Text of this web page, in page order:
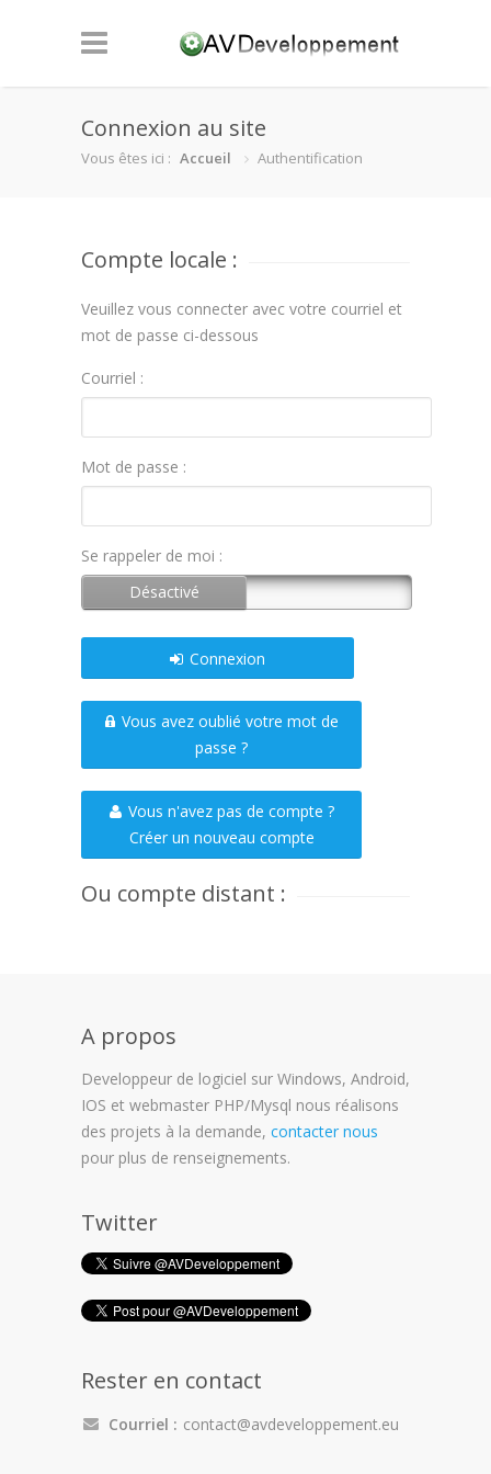
Connexion au site
Vous êtes ici : Accueil Authentification
Compte locale :
Veuillez vous connecter avec votre courriel et
mot de passe ci-dessous
Courriel :
Mot de passe :
Se rappeler de moi :
Connexion
Vous avez oublié votre mot de
passe ?
Vous n'avez pas de compte ?
Créer un nouveau compte
Ou compte distant :
A propos
Developpeur de logiciel sur Windows, Android,
IOS et webmaster PHP/Mysql nous réalisons
des projets à la demande, contacter nous
pour plus de renseignements.
Twitter
Rester en contact
Courriel : contact@avdeveloppement.eu